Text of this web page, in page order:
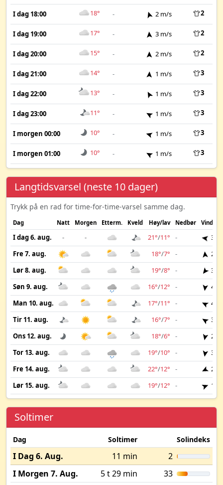
I dag 18:00 18° - 2 m/s 2
I dag 19:00 17° - 3 m/s 2
I dag 20:00 15° - 2 m/s 2
I dag 21:00 14° - 1 m/s 3
I dag 22:00 13° - 1 m/s 3
I dag 23:00 11° - 1 m/s 3
I morgen 00:00 10° - 1 m/s 3
I morgen 01:00 10° - 1 m/s 3
Langtidsvarsel (neste 10 dager)
Trykk på en rad for time-for-time-varsel samme dag.
Dag Natt Morgen Etterm. Kveld Høy/lav Nedbør Vind
I dag 6. aug. - - 21°/11° -
3
Fre 7. aug.
18°/7° -
2
Lør 8. aug.
19°/8° -
3
Søn 9. aug.
16°/12° -
4
Man 10. aug.
17°/11° -
4
Tir 11. aug.
16°/7° -
3
Ons 12. aug.
18°/6° -
2
Tor 13. aug.
19°/10° -
3
Fre 14. aug.
22°/12° -
2
Lør 15. aug.
19°/12° - 1
Soltimer
Dag Soltimer Solindeks
I Dag 6. Aug. 11 min
2
I Morgen 7. Aug.
5 t 29 min
33